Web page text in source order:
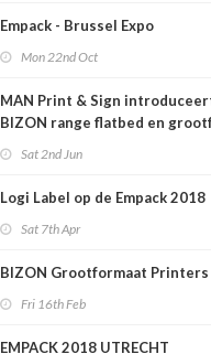
Empack - Brussel Expo
Mon 22nd Oct
MAN Print & Sign
BIZON range flatbed en
Sat 2nd Jun
Logi Label op de Empack 2018
Sat 7th Apr
BIZON Grootformaat Printers
Fri 16th Feb
EMPACK 2018 UTRECHT